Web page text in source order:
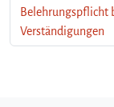
Belehrungspflicht
Verständigungen